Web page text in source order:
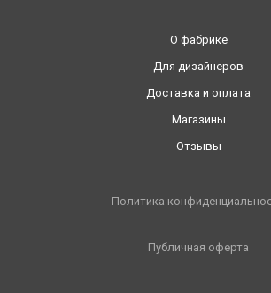
О фабрике
Для дизайнеров
Доставка и оплата
Магазины
Отзывы
Политика
Публичная оферта